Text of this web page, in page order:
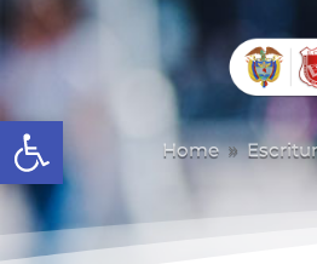
Abrir barra de herramientas
Home 9